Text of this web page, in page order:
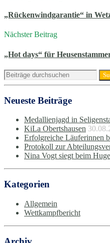
„Rückenwindgarantie“ in
Nächster Beitrag
„Hot days“ für
Neueste Beiträge
Medallienjagd in
KiLa Obertshausen
Erfolgreiche Läuferinnen
Protokoll zur
Nina Vogt siegt beim
Kategorien
Allgemein
Wettkampfbericht